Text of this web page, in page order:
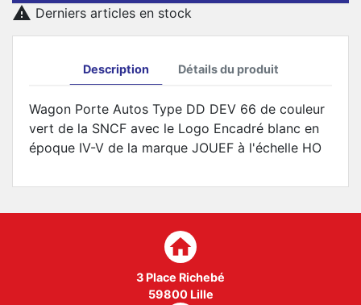
 Derniers articles en stock
Description Détails du produit
Wagon Porte Autos Type DD DEV 66 de couleur
vert de la SNCF avec le Logo Encadré blanc en
époque IV-V de la marque JOUEF à l'échelle HO
home
3 Place Richebé
59800 Lille